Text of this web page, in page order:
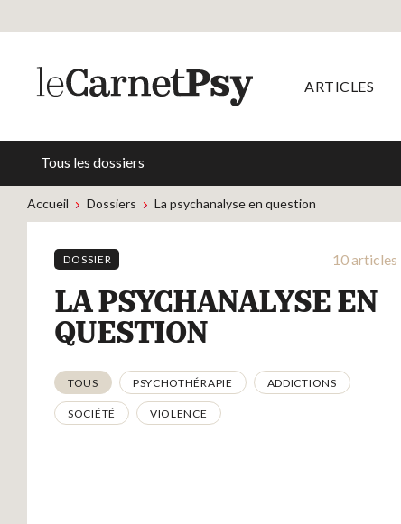
ARTICLES
Tous les dossiers
Accueil Dossiers La psychanalyse en question
DOSSIER 10 articles
LA PSYCHANALYSE EN
QUESTION
Thématiques
TOUS PSYCHOTHÉRAPIE ADDICTIONS
SOCIÉTÉ VIOLENCE